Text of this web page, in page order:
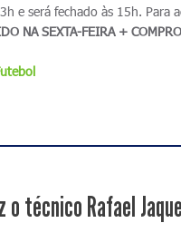
e será fechado às 15h. Para
NA SEXTA-FEIRA +
o técnico Rafael